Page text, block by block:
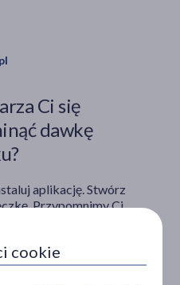
Ci się
dawkę
aplikację. Stwórz
Przypomnimy Ci
w
cookie